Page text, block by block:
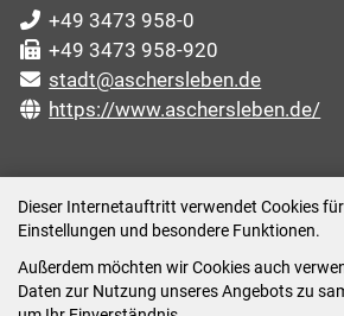
Dieser Internetauftritt verwendet Cookies
Einstellungen und besondere Funktionen.
Außerdem möchten wir Cookies auch
Daten zur Nutzung unseres Angebots zu
+49 3473 958-0
+49 3473 958-920
stadt@aschersleben.de
https://www.aschersleben.de/
Montag: 09:00-12:00 /14:00-
Dienstag: 09:00-12:00 /14:00-
Mittwoch: 09:00 - 12:00 Uhr (nach